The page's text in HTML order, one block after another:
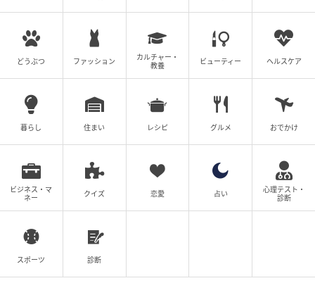
どうぶつ ファッション
カルチャー・
教養
ビューティー ヘルスケア
暮らし 住まい レシピ グルメ おでかけ
ビジネス・マ
ネー
クイズ 恋愛 占い
心理テスト・
診断
スポーツ 診断